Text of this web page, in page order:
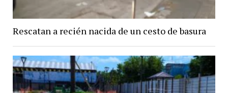
Rescatan a recién nacida de un cesto de basura